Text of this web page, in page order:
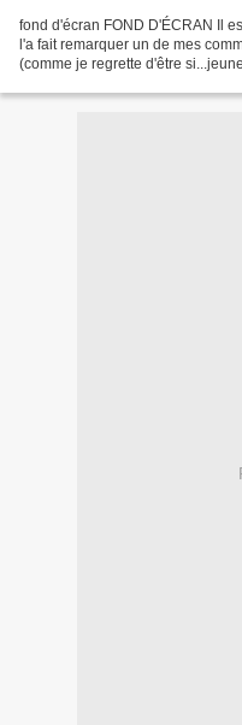
fond d'écran FOND D'ÉCRAN Il
l'a fait remarquer un de mes
(comme je regrette d'être